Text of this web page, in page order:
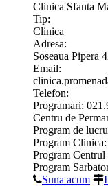
Clinica Sfanta
Tip:
Clinica
Adresa:
Soseaua Pipera
Email:
Telefon:
Programari:
Centru de
Program de
Program
Program
Program
Suna acum